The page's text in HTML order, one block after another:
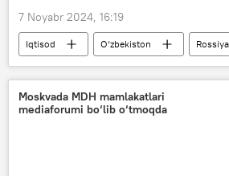
7 Noyabr 2024, 16:19
Iqtisod O‘zbekiston
Rossiya
neft
O‘zbekneftgaz
Moskvada MDH mamlakatlari
mediaforumi bo‘lib o‘tmoqda